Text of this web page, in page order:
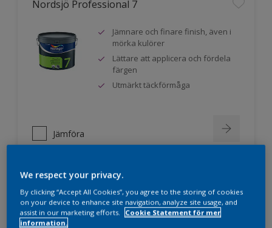
Nordsjö Professional 7
Jämnare och finare finish, även i
mörka kulörer
Lättare att applicera och fördela
färgen
Utmärkt täckförmåga
Jämföra
Nordsjö Professional 10
Jämnare och finare finish, även i
We respect your privacy.
By clicking “Accept All Cookies”, you agree to the storing of cookies
on your device to enhance site navigation, analyze site usage, and
assist in our marketing efforts.
Cookie Statement för mer
information.